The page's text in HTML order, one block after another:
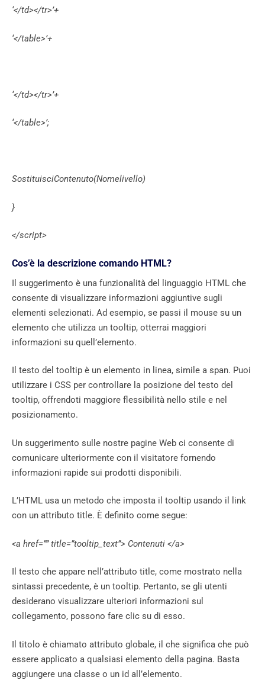
‘</td></tr>’+
‘</table>’+
‘</td></tr>’+
‘</table>’;
SostituisciContenuto(Nomelivello)
}
</script>
Cos’è la descrizione comando HTML?
Il suggerimento è una funzionalità del linguaggio HTML che
consente di visualizzare informazioni aggiuntive sugli
elementi selezionati. Ad esempio, se passi il mouse su un
elemento che utilizza un tooltip, otterrai maggiori
informazioni su quell’elemento.
Il testo del tooltip è un elemento in linea, simile a span. Puoi
utilizzare i CSS per controllare la posizione del testo del
tooltip, offrendoti maggiore flessibilità nello stile e nel
posizionamento.
Un suggerimento sulle nostre pagine Web ci consente di
comunicare ulteriormente con il visitatore fornendo
informazioni rapide sui prodotti disponibili.
L’HTML usa un metodo che imposta il tooltip usando il link
con un attributo title. È definito come segue:
<a href=”” title=”tooltip_text”> Contenuti </a>
Il testo che appare nell’attributo title, come mostrato nella
sintassi precedente, è un tooltip. Pertanto, se gli utenti
desiderano visualizzare ulteriori informazioni sul
collegamento, possono fare clic su di esso.
Il titolo è chiamato attributo globale, il che significa che può
essere applicato a qualsiasi elemento della pagina. Basta
aggiungere una classe o un id all’elemento.